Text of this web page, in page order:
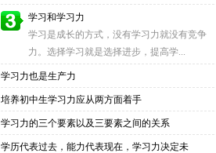
学习和学习力
学习是成长的方式，没有学习力就没有竞争
力。选择学习就是选择进步，提高学...
学习力也是生产力
培养初中生学习力应从两方面着手
学习力的三个要素以及三要素之间的关系
学历代表过去，能力代表现在，学习力决定未